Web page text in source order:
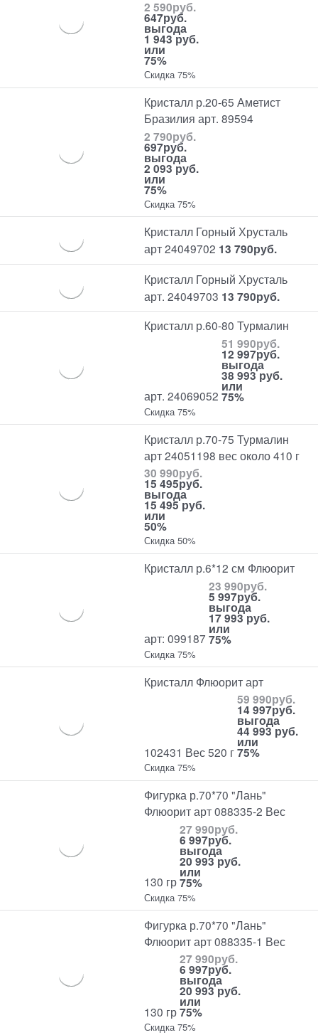
2 590руб.
647руб.
выгода
1 943 руб.
или
75%
Скидка 75%
Кристалл р.20-65 Аметист
Бразилия арт. 89594
2 790руб.
697руб.
выгода
2 093 руб.
или
75%
Скидка 75%
Кристалл Горный Хрусталь
арт 24049702 13 790руб.
Кристалл Горный Хрусталь
арт. 24049703 13 790руб.
Кристалл р.60-80 Турмалин
арт. 24069052
51 990руб.
12 997руб.
выгода
38 993 руб.
или
75%
Скидка 75%
Кристалл р.70-75 Турмалин
арт 24051198 вес около 410 г
30 990руб.
15 495руб.
выгода
15 495 руб.
или
50%
Скидка 50%
Кристалл р.6*12 см Флюорит
арт: 099187
23 990руб.
5 997руб.
выгода
17 993 руб.
или
75%
Скидка 75%
Кристалл Флюорит арт
102431 Вес 520 г
59 990руб.
14 997руб.
выгода
44 993 руб.
или
75%
Скидка 75%
Фигурка р.70*70 "Лань"
Флюорит арт 088335-2 Вес
130 гр
27 990руб.
6 997руб.
выгода
20 993 руб.
или
75%
Скидка 75%
Фигурка р.70*70 "Лань"
Флюорит арт 088335-1 Вес
130 гр
27 990руб.
6 997руб.
выгода
20 993 руб.
или
75%
Скидка 75%